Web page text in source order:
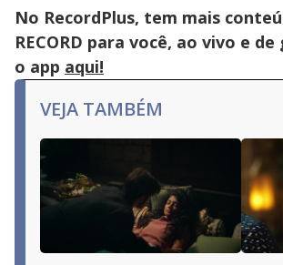
No RecordPlus, tem mais
RECORD para você, ao vivo e
o app aqui!
VEJA TAMBÉM